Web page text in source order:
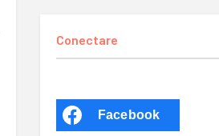
Conectare
Facebook